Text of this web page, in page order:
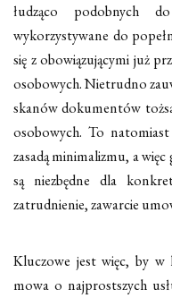
łudząco podobnych
wykorzystywane do
się z obowiązującymi już
osobowych. Nietrudno
skanów dokumentów
osobowych. To
zasadą minimalizmu, a
są niezbędne dla
zatrudnienie, zawarcie
Kluczowe jest więc, by w
mowa o najprostszych